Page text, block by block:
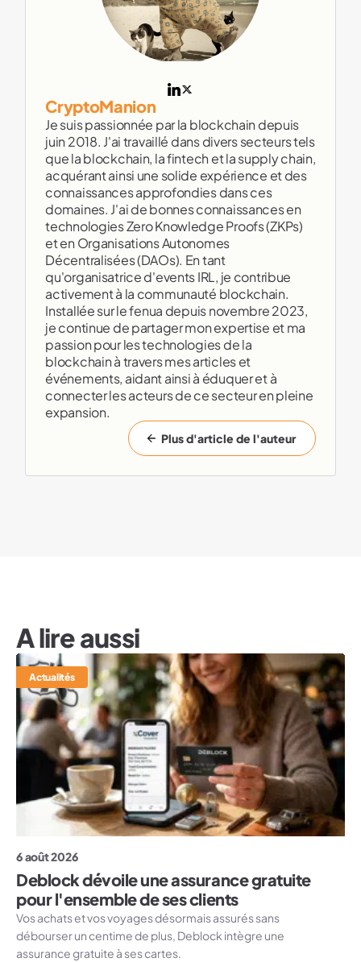
CryptoManion
Je suis passionnée par la blockchain depuis
juin 2018. J'ai travaillé dans divers secteurs tels
que la blockchain, la fintech et la supply chain,
acquérant ainsi une solide expérience et des
connaissances approfondies dans ces
domaines. J'ai de bonnes connaissances en
technologies Zero Knowledge Proofs (ZKPs)
et en Organisations Autonomes
Décentralisées (DAOs). En tant
qu'organisatrice d'events IRL, je contribue
activement à la communauté blockchain.
Installée sur le fenua depuis novembre 2023,
je continue de partager mon expertise et ma
passion pour les technologies de la
blockchain à travers mes articles et
événements, aidant ainsi à éduquer et à
connecter les acteurs de ce secteur en pleine
expansion.
Plus d'article de l'auteur
A lire aussi
Actualités
6 août 2026
Deblock dévoile une assurance gratuite
pour l'ensemble de ses clients
Vos achats et vos voyages désormais assurés sans
débourser un centime de plus, Deblock intègre une
assurance gratuite à ses cartes.